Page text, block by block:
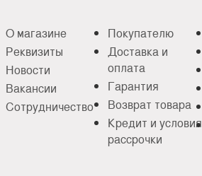
О магазине
Реквизиты
Новости
Вакансии
Сотрудничество
Покупателю
Доставка и
оплата
Гарантия
Возврат товара
Кредит и условия
рассрочки